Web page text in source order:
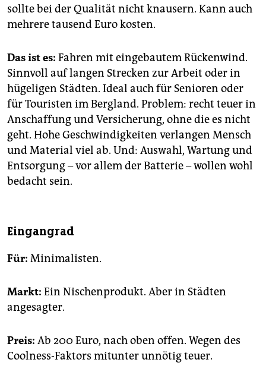
sollte bei der Qualität nicht knausern. Kann auch
mehrere tausend Euro kosten.
Das ist es: Fahren mit eingebautem Rückenwind.
Sinnvoll auf langen Strecken zur Arbeit oder in
hügeligen Städten. Ideal auch für Senioren oder
für Touristen im Bergland. Problem: recht teuer in
Anschaffung und Versicherung, ohne die es nicht
geht. Hohe Geschwindigkeiten verlangen Mensch
und Material viel ab. Und: Auswahl, Wartung und
Entsorgung – vor allem der Batterie – wollen wohl
bedacht sein.
Eingangrad
Für: Minimalisten.
Markt: Ein Nischenprodukt. Aber in Städten
angesagter.
Preis: Ab 200 Euro, nach oben offen. Wegen des
Coolness-Faktors mitunter unnötig teuer.